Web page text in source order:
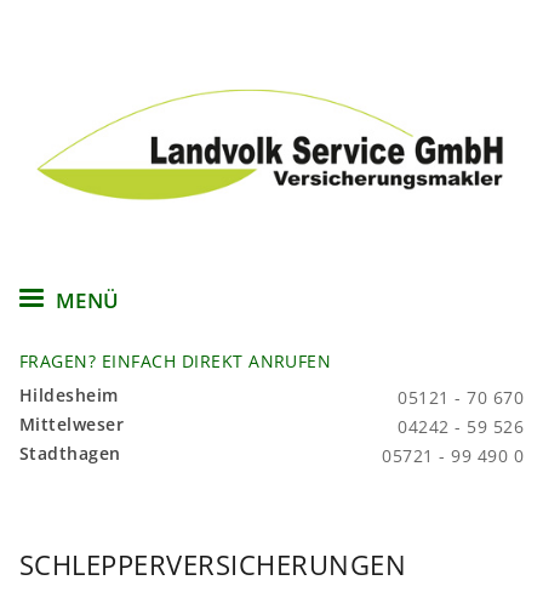
MENÜ
FRAGEN? EINFACH DIREKT ANRUFEN
Hildesheim
05121 - 70 670
Mittelweser
04242 - 59 526
Stadthagen
05721 - 99 490 0
SCHLEPPERVERSICHERUNGEN